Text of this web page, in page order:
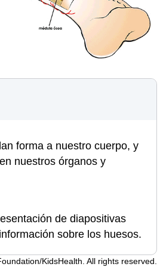
forma a nuestro cuerpo, y
nuestros órganos y
de diapositivas
sobre los huesos.
KidsHealth. All rights reserved.